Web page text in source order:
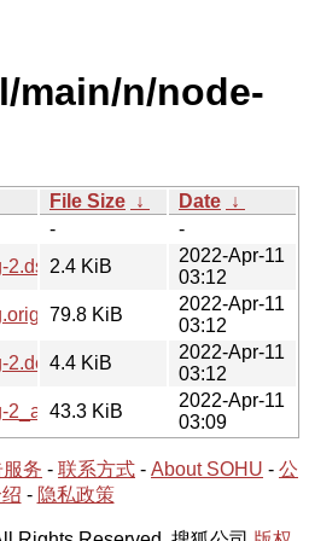
main/n/node-
File Size ↓ Date ↓
-
-
2.dsc2.4 KiB
2022-Apr-11
03:12
79.8 KiB
2022-Apr-11
03:12
4.4 KiB
2022-Apr-11
03:12
2_all.deb43.3 KiB
2022-Apr-11
03:09
服务 - 联系方式 - About SOHU - 公
- 隐私政策